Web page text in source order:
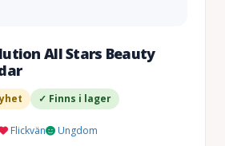
All Stars Beauty
✓ Finns i lager
Flickvän Ungdom